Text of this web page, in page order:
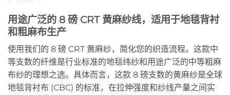
用途广泛的 8 磅 CRT 黄麻纱线，适用于地毯背衬
和粗麻布生产
使用我们的 8 磅 CRT 黄麻纱，简化您的织造流程。这款中
等支数的纤维是行业标准的地毯纬纱和用途广泛的中等粗麻
布纱的理想之选。具体而言，这款 8 磅支数的黄麻纱是全球
地毯背衬布 (CBC) 的标准，在拉伸强度和纱线产量之间实